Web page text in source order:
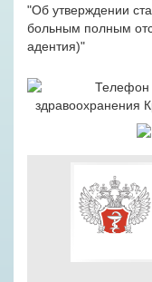
"Об утверждении
больным полным
адентия)"